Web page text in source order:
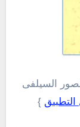
السيلفى
}